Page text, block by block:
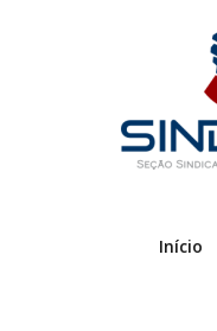
Início